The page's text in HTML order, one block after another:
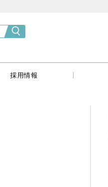
}
採用情報